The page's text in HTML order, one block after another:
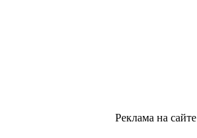
Реклама на сайте